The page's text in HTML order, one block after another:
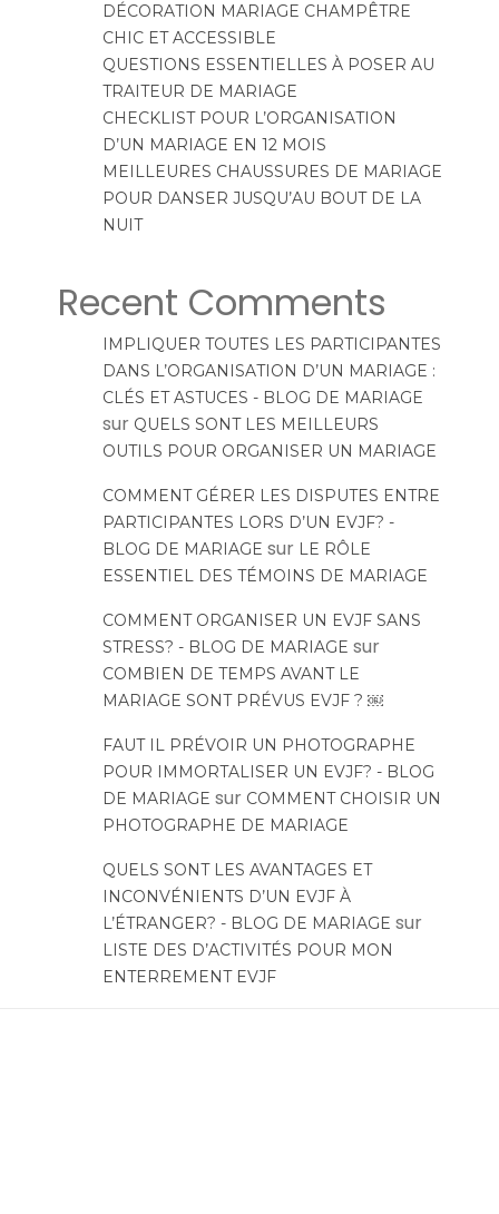
DÉCORATION MARIAGE CHAMPÊTRE
CHIC ET ACCESSIBLE
QUESTIONS ESSENTIELLES À POSER AU
TRAITEUR DE MARIAGE
CHECKLIST POUR L’ORGANISATION
D’UN MARIAGE EN 12 MOIS
MEILLEURES CHAUSSURES DE MARIAGE
POUR DANSER JUSQU’AU BOUT DE LA
NUIT
Recent Comments
IMPLIQUER TOUTES LES PARTICIPANTES
DANS L’ORGANISATION D’UN MARIAGE :
CLÉS ET ASTUCES - BLOG DE MARIAGE
sur QUELS SONT LES MEILLEURS
OUTILS POUR ORGANISER UN MARIAGE
COMMENT GÉRER LES DISPUTES ENTRE
PARTICIPANTES LORS D’UN EVJF? -
BLOG DE MARIAGE sur LE RÔLE
ESSENTIEL DES TÉMOINS DE MARIAGE
COMMENT ORGANISER UN EVJF SANS
STRESS? - BLOG DE MARIAGE sur
COMBIEN DE TEMPS AVANT LE
MARIAGE SONT PRÉVUS EVJF ? ￼
FAUT IL PRÉVOIR UN PHOTOGRAPHE
POUR IMMORTALISER UN EVJF? - BLOG
DE MARIAGE sur COMMENT CHOISIR UN
PHOTOGRAPHE DE MARIAGE
QUELS SONT LES AVANTAGES ET
INCONVÉNIENTS D’UN EVJF À
L’ÉTRANGER? - BLOG DE MARIAGE sur
LISTE DES D’ACTIVITÉS POUR MON
ENTERREMENT EVJF